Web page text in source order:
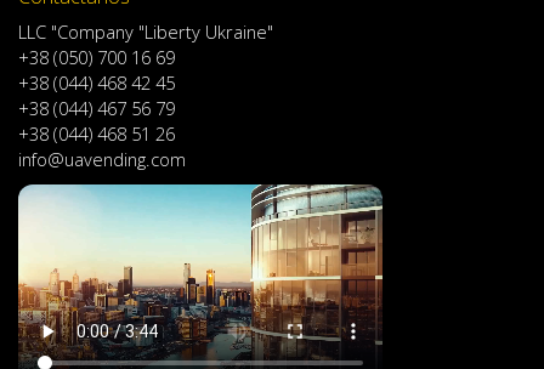
LLC "Company "Liberty Ukraine"
+38 (050) 700 16 69
+38 (044) 468 42 45
+38 (044) 467 56 79
+38 (044) 468 51 26
info@uavending.com